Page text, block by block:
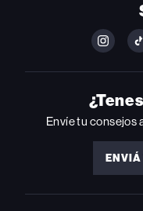
FOLLOW
ON
Envíe tu consejos
ENVIÁ
ENVIÁ
TUS